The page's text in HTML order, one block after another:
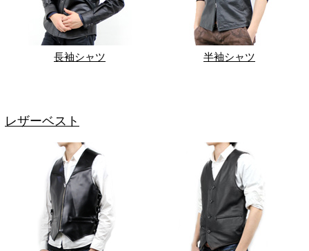
長袖シャツ 半袖シャツ
レザーベスト